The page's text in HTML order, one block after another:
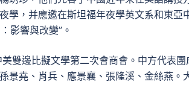
學，并應邀在斯坦福年夜學英文系和東亞
影響與改變”。
雙邊比擬文學第二次會商會。中方代表團
景堯、肖兵、應景襄、張隆溪、金絲燕。